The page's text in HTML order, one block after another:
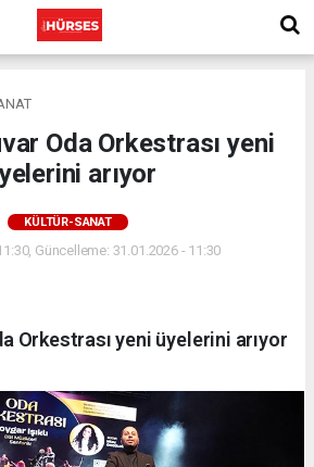
Oda Orkestrası yeni
arıyor
KÜLTÜR-SANAT
Güncelleme: 31.01.2026 - 11:30
Orkestrası yeni üyelerini arıyor